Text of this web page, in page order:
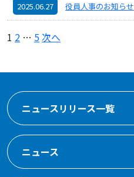
2025.06.27 役員人事のお知らせ
投
の
ペ
ー
ジ
送
り
1 2 … 5次へ
ニュースリリース一覧
ニュース